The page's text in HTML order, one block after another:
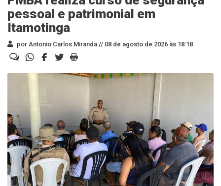
pessoal e patrimonial em
Itamotinga
por Antonio Carlos Miranda // 08 de agosto de 2026 às 18:18